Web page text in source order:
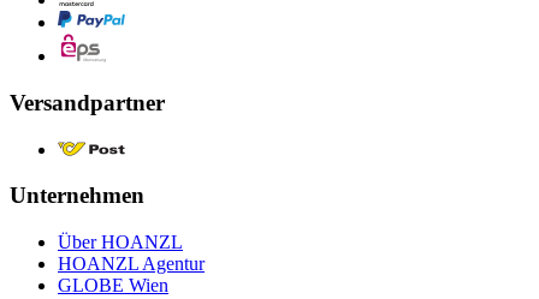
Versandpartner
Unternehmen
Über HOANZL
HOANZL Agentur
GLOBE Wien